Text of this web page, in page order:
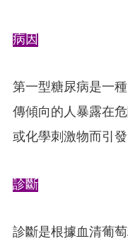
病因
第一型糖尿病是一
傳傾向的人暴露在
或化學刺激物而引發
診斷
診斷是根據血清葡